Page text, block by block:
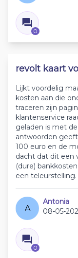
0
revolt kaart
Lijkt voordelig
kosten aan die
traceren zijn
klantenservice
geladen is met
antwoorden
100 euro en de
dacht dat dit een
(dure)
een teleurstelling.
A
Antonia
08-05-
0